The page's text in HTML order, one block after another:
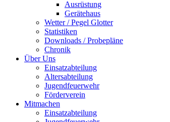
Ausrüstung
Gerätehaus
Wetter / Pegel Glotter
Statistiken
Downloads / Probepläne
Chronik
Über Uns
Einsatzabteilung
Altersabteilung
Jugendfeuerwehr
Förderverein
Mitmachen
Einsatzabteilung